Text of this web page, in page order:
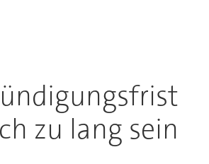
zu lang sein